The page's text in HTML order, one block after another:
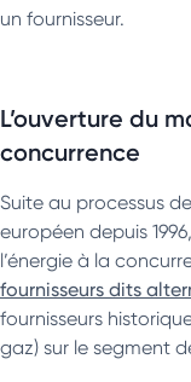
un fournisseur.
L’ouverture du
concurrence
Suite au processus
européen depuis
l’énergie à la
fournisseurs dits
fournisseurs
gaz) sur le segment